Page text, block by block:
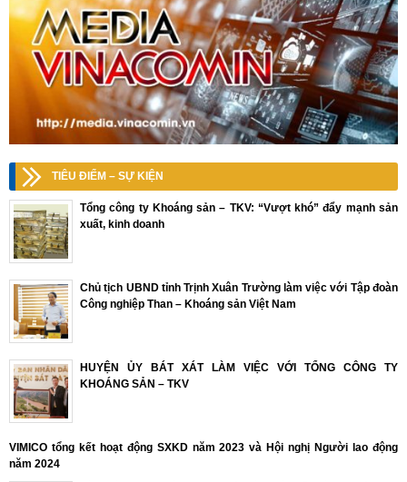
TIÊU ĐIỂM – SỰ KIỆN
Tổng công ty Khoáng sản – TKV: “Vượt khó” đẩy mạnh sản
xuất, kinh doanh
Chủ tịch UBND tỉnh Trịnh Xuân Trường làm việc với Tập đoàn
Công nghiệp Than – Khoáng sản Việt Nam
HUYỆN ỦY BÁT XÁT LÀM VIỆC VỚI TỔNG CÔNG TY
KHOÁNG SẢN – TKV
VIMICO tổng kết hoạt động SXKD năm 2023 và Hội nghị Người lao động
năm 2024